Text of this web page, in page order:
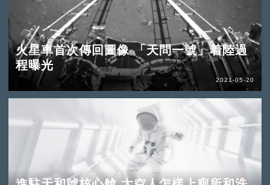
火星車首次傳回圖像 「天問一號」着陸過
程曝光
2021-05-20